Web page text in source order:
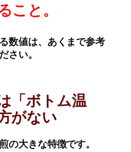
こと。
数値は、あくまで参考
さい。
「ボトム温
がない
の大きな特徴です。